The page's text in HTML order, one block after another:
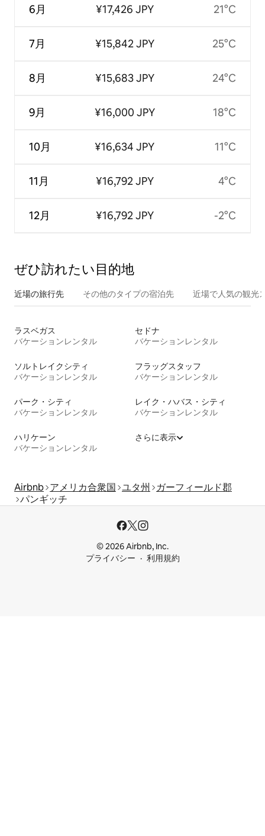
6月
7月
8月
9月
10月
11月
12月
¥17,426 JPY
¥15,842 JPY
¥15,683 JPY
¥16,000 JPY
¥16,634 JPY
¥16,792 JPY
¥16,792 JPY
21°C
25°C
24°C
18°C
11°C
4°C
-2°C
ぜひ訪⁠れ⁠た⁠い目⁠的⁠地
近場の旅行先 その他のタ⁠イ⁠プ⁠の宿⁠泊⁠先 近場で人気の観光
ラスベガス
バケーションレンタル
セドナ
バケーションレンタル
ソルトレイクシティ
バケーションレンタル
フラッグスタッフ
バケーションレンタル
パーク・シティ
バケーションレンタル
レイク・ハバス・シティ
バケーションレンタル
ハリケーン
バケーションレンタル
さらに表示
Airbnb アメリカ合衆国 ユタ州
ガーフィールド郡
パンギッチ
© 2026 Airbnb, Inc.
プライバシー
利用規約